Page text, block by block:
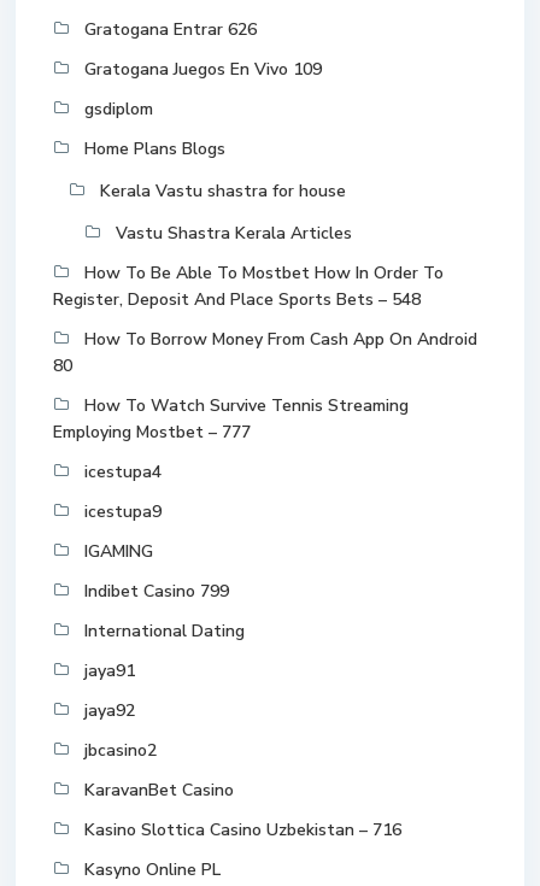
Gratogana Entrar 626
Gratogana Juegos En Vivo 109
gsdiplom
Home Plans Blogs
Kerala Vastu shastra for house
Vastu Shastra Kerala Articles
How To Be Able To Mostbet How In Order To
Register, Deposit And Place Sports Bets – 548
How To Borrow Money From Cash App On Android
80
How To Watch Survive Tennis Streaming
Employing Mostbet – 777
icestupa4
icestupa9
IGAMING
Indibet Casino 799
International Dating
jaya91
jaya92
jbcasino2
KaravanBet Casino
Kasino Slottica Casino Uzbekistan – 716
Kasyno Online PL